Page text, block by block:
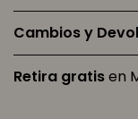
Cambios y
Retira gratisen